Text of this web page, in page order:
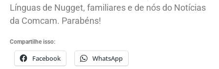
Línguas de Nugget, familiares e de nós do Notícias
da Comcam. Parabéns!
Compartilhe isso:
Facebook WhatsApp